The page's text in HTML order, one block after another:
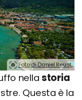
Foto di Daniel Reust.
nella storia
Questa è la